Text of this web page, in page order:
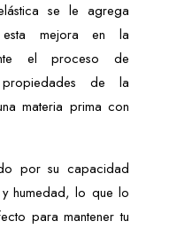
se le agrega
mejora en la
el proceso de
propiedades de la
materia prima con
por su capacidad
humedad, lo que lo
para mantener tu